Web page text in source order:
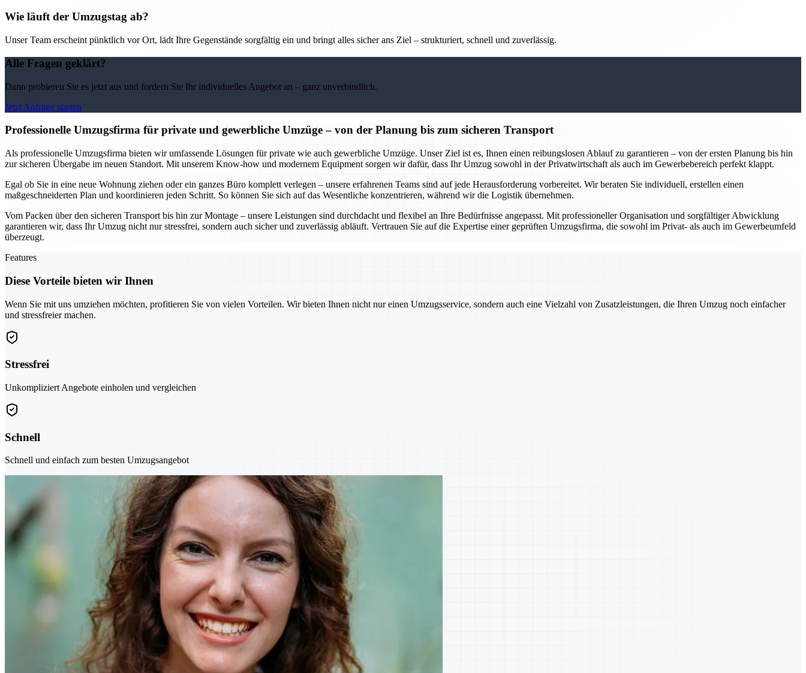
Wie läuft der Umzugstag ab?
Unser Team erscheint pünktlich vor Ort, lädt Ihre Gegenstände sorgfältig ein und bringt alles sicher ans Ziel – strukturiert, schnell und zuverlässig.
Alle Fragen geklärt?
Dann probieren Sie es jetzt aus und fordern Sie Ihr individuelles Angebot an – ganz unverbindlich.
Jetzt Anfrage starten
Professionelle Umzugsfirma für private und gewerbliche Umzüge – von der Planung bis zum sicheren Transport
Als professionelle Umzugsfirma bieten wir umfassende Lösungen für private wie auch gewerbliche Umzüge. Unser Ziel ist es, Ihnen einen reibungslosen Ablauf zu garantieren – von der ersten Planung bis hin
zur sicheren Übergabe im neuen Standort. Mit unserem Know-how und modernem Equipment sorgen wir dafür, dass Ihr Umzug sowohl in der Privatwirtschaft als auch im Gewerbebereich perfekt klappt.
Egal ob Sie in eine neue Wohnung ziehen oder ein ganzes Büro komplett verlegen – unsere erfahrenen Teams sind auf jede Herausforderung vorbereitet. Wir beraten Sie individuell, erstellen einen
maßgeschneiderten Plan und koordinieren jeden Schritt. So können Sie sich auf das Wesentliche konzentrieren, während wir die Logistik übernehmen.
Vom Packen über den sicheren Transport bis hin zur Montage – unsere Leistungen sind durchdacht und flexibel an Ihre Bedürfnisse angepasst. Mit professioneller Organisation und sorgfältiger Abwicklung
garantieren wir, dass Ihr Umzug nicht nur stressfrei, sondern auch sicher und zuverlässig abläuft. Vertrauen Sie auf die Expertise einer geprüften Umzugsfirma, die sowohl im Privat- als auch im Gewerbeumfeld
überzeugt.
Features
Diese Vorteile bieten wir Ihnen
Wenn Sie mit uns umziehen möchten, profitieren Sie von vielen Vorteilen. Wir bieten Ihnen nicht nur einen Umzugsservice, sondern auch eine Vielzahl von Zusatzleistungen, die Ihren Umzug noch einfacher
und stressfreier machen.
Stressfrei
Unkompliziert Angebote einholen und vergleichen
Schnell
Schnell und einfach zum besten Umzugsangebot